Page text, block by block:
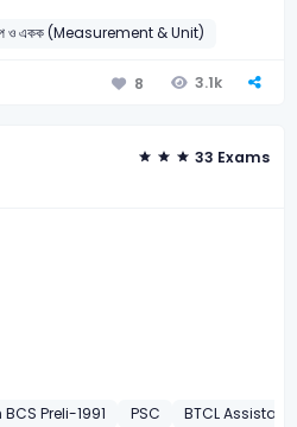
ও একক (Measurement & Unit)
8 3.1k
33 Exams
BCS Preli-1991 PSC BTCL